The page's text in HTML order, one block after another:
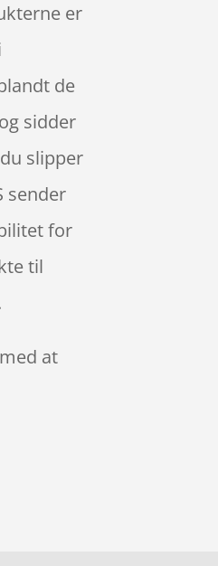
er
de
sidder
slipper
sender
for
til
at